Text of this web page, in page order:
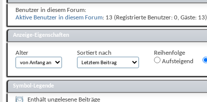
Benutzer in diesem Forum:
Aktive Benutzer in diesem Forum: 13 (Registrierte Benutzer: 0, Gäste: 13)
Anzeige-Eigenschaften
Alter Sortiert nach
Reihenfolge
Aufsteigend
Symbol-Legende
Enthält ungelesene Beiträge